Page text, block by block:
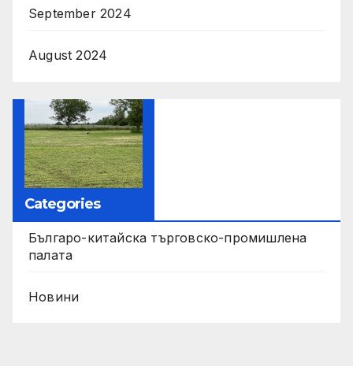
September 2024
August 2024
Categories
Българо-китайска търговско-промишлена
палата
Новини